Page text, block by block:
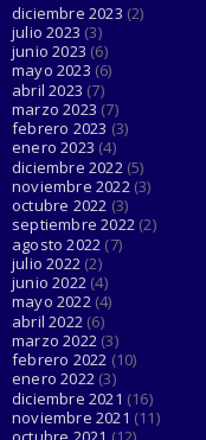
diciembre 2023 (2)
julio 2023 (3)
junio 2023 (6)
mayo 2023 (6)
abril 2023 (7)
marzo 2023 (7)
febrero 2023 (3)
enero 2023 (4)
diciembre 2022(5)
noviembre 2022(3)
octubre 2022 (3)
septiembre 2022 (2)
agosto 2022 (7)
julio 2022 (2)
junio 2022 (4)
mayo 2022(4)
abril 2022 (6)
marzo 2022 (3)
febrero 2022 (10)
enero 2022 (3)
diciembre 2021 (16)
noviembre 2021 (11)